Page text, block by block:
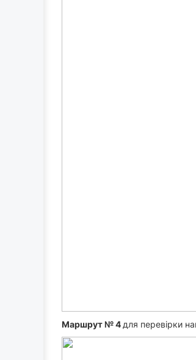
Маршрут № 4 для перевірки